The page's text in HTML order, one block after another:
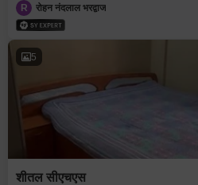
R रोहन नंदलाल भरद्वाज
5
शीतल सीएचएस